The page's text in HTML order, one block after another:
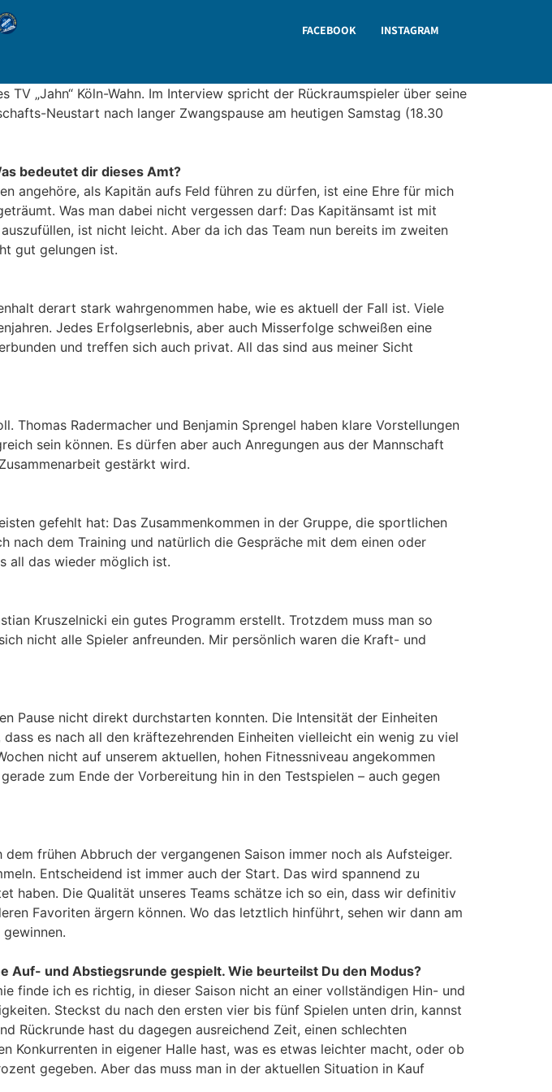
FACEBOOK INSTAGRAM
„Jahn“ Köln-Wahn. Im Interview spricht der Rückraumspieler über seine
Neustart nach langer Zwangspause am heutigen Samstag (18.30
bedeutet dir dieses Amt?
angehöre, als Kapitän aufs Feld führen zu dürfen, ist eine Ehre für mich
Was man dabei nicht vergessen darf: Das Kapitänsamt ist mit
ist nicht leicht. Aber da ich das Team nun bereits im zweiten
gut gelungen ist.
derart stark wahrgenommen habe, wie es aktuell der Fall ist. Viele
Jedes Erfolgserlebnis, aber auch Misserfolge schweißen eine
und treffen sich auch privat. All das sind aus meiner Sicht
Thomas Radermacher und Benjamin Sprengel haben klare Vorstellungen
sein können. Es dürfen aber auch Anregungen aus der Mannschaft
gestärkt wird.
gefehlt hat: Das Zusammenkommen in der Gruppe, die sportlichen
nach dem Training und natürlich die Gespräche mit dem einen oder
all das wieder möglich ist.
Kruszelnicki ein gutes Programm erstellt. Trotzdem muss man so
nicht alle Spieler anfreunden. Mir persönlich waren die Kraft- und
Pause nicht direkt durchstarten konnten. Die Intensität der Einheiten
es nach all den kräftezehrenden Einheiten vielleicht ein wenig zu viel
nicht auf unserem aktuellen, hohen Fitnessniveau angekommen
zum Ende der Vorbereitung hin in den Testspielen – auch gegen
frühen Abbruch der vergangenen Saison immer noch als Aufsteiger.
Entscheidend ist immer auch der Start. Das wird spannend zu
haben. Die Qualität unseres Teams schätze ich so ein, dass wir definitiv
Favoriten ärgern können. Wo das letztlich hinführt, sehen wir dann am
Auf- und Abstiegsrunde gespielt. Wie beurteilst Du den Modus?
finde ich es richtig, in dieser Saison nicht an einer vollständigen Hin- und
Steckst du nach den ersten vier bis fünf Spielen unten drin, kannst
Rückrunde hast du dagegen ausreichend Zeit, einen schlechten
in eigener Halle hast, was es etwas leichter macht, oder ob
gegeben. Aber das muss man in der aktuellen Situation in Kauf